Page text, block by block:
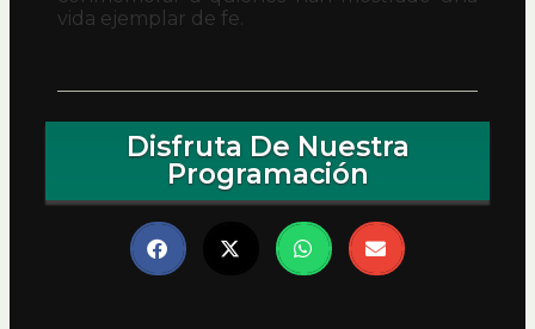
vida ejemplar de fe.
Disfruta De Nuestra
Programación